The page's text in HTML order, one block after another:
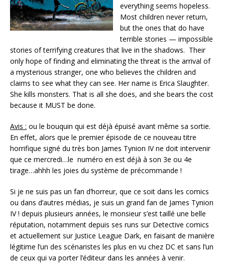
everything seems hopeless.
Most children never return,
but the ones that do have
terrible stories — impossible
stories of terrifying creatures that live in the shadows. Their
only hope of finding and eliminating the threat is the arrival of
a mysterious stranger, one who believes the children and
claims to see what they can see. Her name is Erica Slaughter.
She kills monsters. That is all she does, and she bears the cost
because it MUST be done.
Avis : ou le bouquin qui est déjà épuisé avant même sa sortie.
En effet, alors que le premier épisode de ce nouveau titre
horrifique signé du très bon James Tynion IV ne doit intervenir
que ce mercredi…le numéro en est déjà à son 3e ou 4e
tirage…ahhh les joies du système de précommande !
Si je ne suis pas un fan d’horreur, que ce soit dans les comics
ou dans d’autres médias, je suis un grand fan de James Tynion
IV ! depuis plusieurs années, le monsieur s’est taillé une belle
réputation, notamment depuis ses runs sur Detective comics
et actuellement sur Justice League Dark, en faisant de manière
légitime l’un des scénaristes les plus en vu chez DC et sans l’un
de ceux qui va porter l’éditeur dans les années à venir.